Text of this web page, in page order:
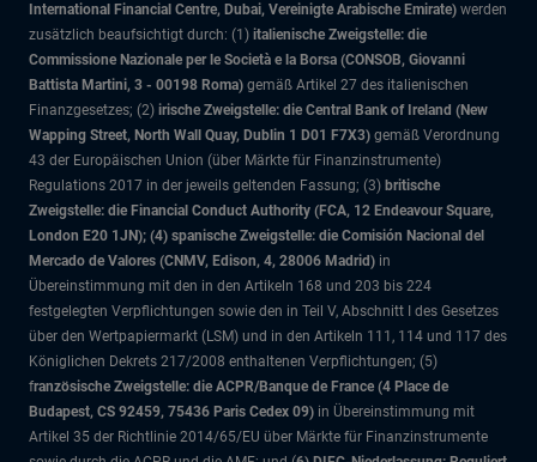
International Financial Centre, Dubai, Vereinigte Arabische Emirate) werden
zusätzlich beaufsichtigt durch: (1) italienische Zweigstelle: die
Commissione Nazionale per le Società e la Borsa (CONSOB, Giovanni
Battista Martini, 3 - 00198 Roma) gemäß Artikel 27 des italienischen
Finanzgesetzes; (2) irische Zweigstelle: die Central Bank of Ireland (New
Wapping Street, North Wall Quay, Dublin 1 D01 F7X3) gemäß Verordnung
43 der Europäischen Union (über Märkte für Finanzinstrumente)
Regulations 2017 in der jeweils geltenden Fassung; (3) britische
Zweigstelle: die Financial Conduct Authority (FCA, 12 Endeavour Square,
London E20 1JN); (4) spanische Zweigstelle: die Comisión Nacional del
Mercado de Valores (CNMV, Edison, 4, 28006 Madrid) in
Übereinstimmung mit den in den Artikeln 168 und 203 bis 224
festgelegten Verpflichtungen sowie den in Teil V, Abschnitt I des Gesetzes
über den Wertpapiermarkt (LSM) und in den Artikeln 111, 114 und 117 des
Königlichen Dekrets 217/2008 enthaltenen Verpflichtungen; (5)
französische Zweigstelle: die ACPR/Banque de France (4 Place de
Budapest, CS 92459, 75436 Paris Cedex 09) in Übereinstimmung mit
Artikel 35 der Richtlinie 2014/65/EU über Märkte für Finanzinstrumente